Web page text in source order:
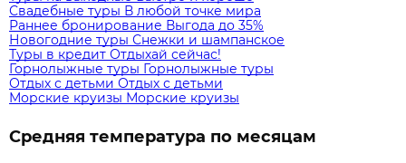
Свадебные туры В любой точке мира
Раннее бронирование Выгода до 35%
Новогодние туры Снежки и шампанское
Туры в кредит Отдыхай сейчас!
Горнолыжные туры Горнолыжные туры
Отдых с детьми Отдых с детьми
Морские круизы Морские круизы
Средняя температура по месяцам